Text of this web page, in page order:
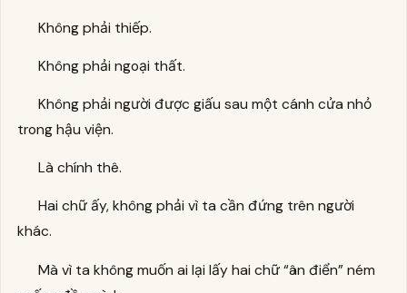
Không phải thiếp.
Không phải ngoại thất.
Không phải người được giấu sau một cánh cửa nhỏ
trong hậu viện.
Là chính thê.
Hai chữ ấy, không phải vì ta cần đứng trên người
khác.
Mà vì ta không muốn ai lại lấy hai chữ “ân điển” ném